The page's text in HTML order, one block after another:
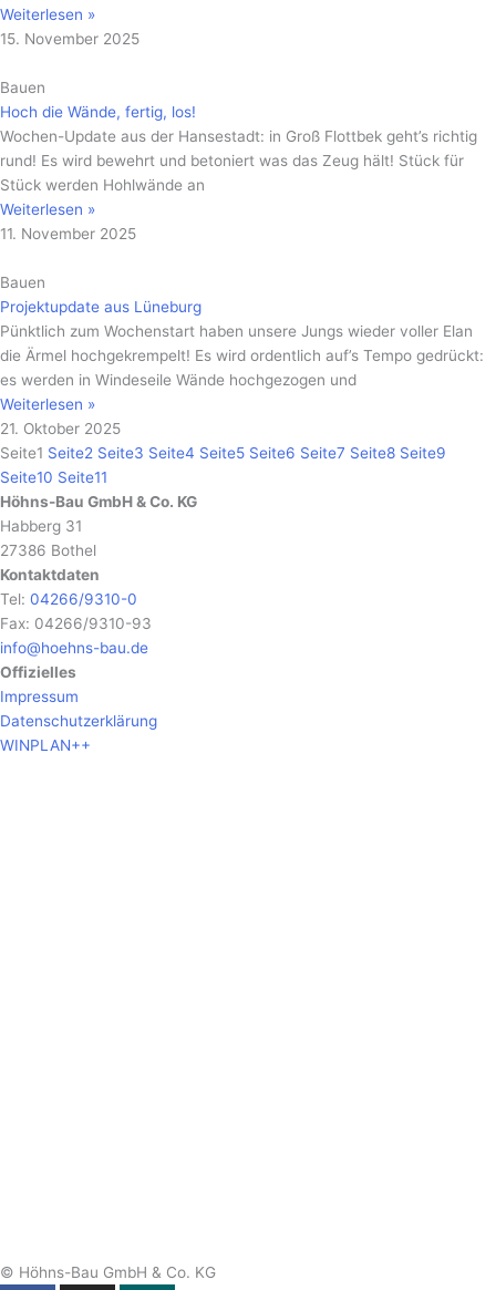
Weiterlesen »
15. November 2025
Bauen
Hoch die Wände, fertig, los!
Wochen-Update aus der Hansestadt: in Groß Flottbek geht’s richtig
rund! Es wird bewehrt und betoniert was das Zeug hält! Stück für
Stück werden Hohlwände an
Weiterlesen »
11. November 2025
Bauen
Projektupdate aus Lüneburg
Pünktlich zum Wochenstart haben unsere Jungs wieder voller Elan
die Ärmel hochgekrempelt! Es wird ordentlich auf’s Tempo gedrückt:
es werden in Windeseile Wände hochgezogen und
Weiterlesen »
21. Oktober 2025
Seite1 Seite2 Seite3 Seite4 Seite5 Seite6 Seite7 Seite8 Seite9
Seite10 Seite11
Höhns-Bau GmbH & Co. KG
Habberg 31
27386 Bothel
Kontaktdaten
Tel: 04266/9310-0
Fax: 04266/9310-93
info@hoehns-bau.de
Offizielles
Impressum
Datenschutzerklärung
WINPLAN++
© Höhns-Bau GmbH & Co. KG